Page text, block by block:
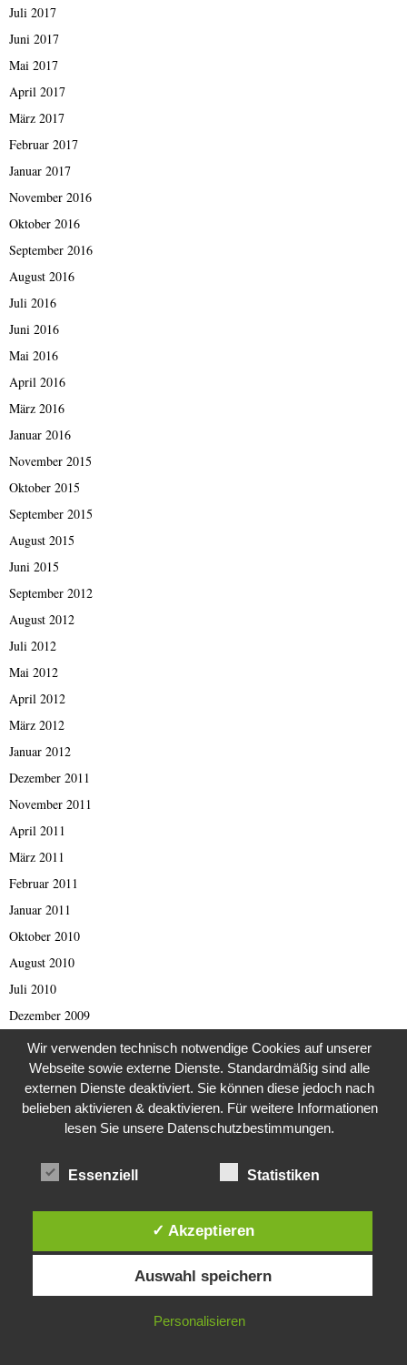
Juli 2017
Juni 2017
Mai 2017
April 2017
März 2017
Februar 2017
Januar 2017
November 2016
Oktober 2016
September 2016
August 2016
Juli 2016
Juni 2016
Mai 2016
April 2016
März 2016
Januar 2016
November 2015
Oktober 2015
September 2015
August 2015
Juni 2015
September 2012
August 2012
Juli 2012
Mai 2012
April 2012
März 2012
Januar 2012
Dezember 2011
November 2011
April 2011
März 2011
Februar 2011
Januar 2011
Oktober 2010
August 2010
Juli 2010
Dezember 2009
August 2009
März 2009
September 2001
Oktober 1998
April 1993
Juli 1988
Diese Website verwendet Cookies. Durch die weitere Nutzung dieser
Website stimmst du der Verwendung von Cookies zu.
IN ORDNUNG
Wir verwenden technisch notwendige Cookies auf unserer
Webseite sowie externe Dienste. Standardmäßig sind alle
externen Dienste deaktiviert. Sie können diese jedoch nach
belieben aktivieren & deaktivieren. Für weitere Informationen
lesen Sie unsere Datenschutzbestimmungen.
Essenziell Statistiken
✓ Akzeptieren
Auswahl speichern
Personalisieren